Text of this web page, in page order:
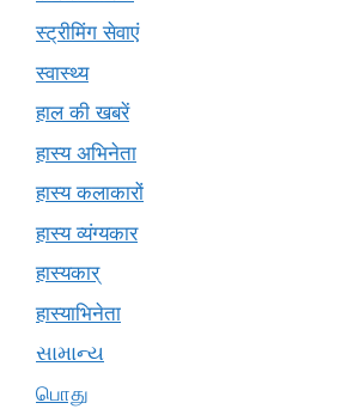
स्ट्रीमिंग सेवाएं
स्वास्थ्य
हाल की खबरें
हास्य अभिनेता
हास्य कलाकारों
हास्य व्यंग्यकार
हास्यकार्
हास्याभिनेता
સામાન્ય
பொது